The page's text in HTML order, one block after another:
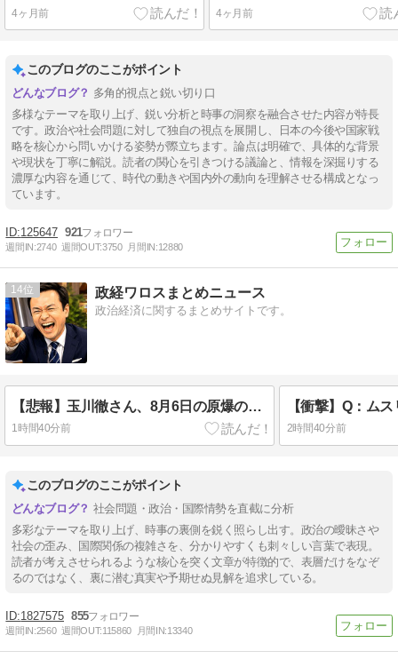
4ヶ月前 4ヶ月前
このブログのここがポイント
多角的視点と鋭い切り口
多様なテーマを取り上げ、鋭い分析と時事の洞察を融合させた内容が特長
です。政治や社会問題に対して独自の視点を展開し、日本の今後や国家戦
略を核心から問いかける姿勢が際立ちます。論点は明確で、具体的な背景
や現状を丁寧に解説。読者の関心を引きつける議論と、情報を深掘りする
濃厚な内容を通じて、時代の動きや国内外の動向を理解させる構成となっ
ています。
125647 921
週間IN:2740 週間OUT:3750 月間IN:12880
14 政経ワロスまとめニュース
政治経済に関するまとめサイトです。
【悲報】玉川徹さん、8月6日の原爆の日にトンデモ持論を展開し物議… → ネット「それ、今日言うことなのか…？」ｗｗｗｗｗｗｗｗｗｗｗｗｗ
1時間40分前 2時間40分前
このブログのここがポイント
社会問題・政治・国際情勢を直截に分析
多彩なテーマを取り上げ、時事の裏側を鋭く照らし出す。政治の曖昧さや
社会の歪み、国際関係の複雑さを、分かりやすくも刺々しい言葉で表現。
読者が考えさせられるような核心を突く文章が特徴的で、表層だけをなぞ
るのではなく、裏に潜む真実や予期せぬ見解を追求している。
1827575 855
週間IN:2560 週間OUT:115860 月間IN:13340